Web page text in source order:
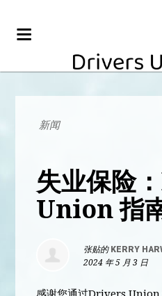
新闻
失业保险
Union 指
张贴的 KERRY
2024 年 5 月 3 日